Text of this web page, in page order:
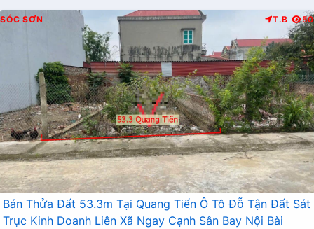
SÓC SƠN T.B 50
Bán Thửa Đất 53.3m Tại Quang Tiến Ô Tô Đỗ Tận Đất Sát
Trục Kinh Doanh Liên Xã Ngay Cạnh Sân Bay Nội Bài